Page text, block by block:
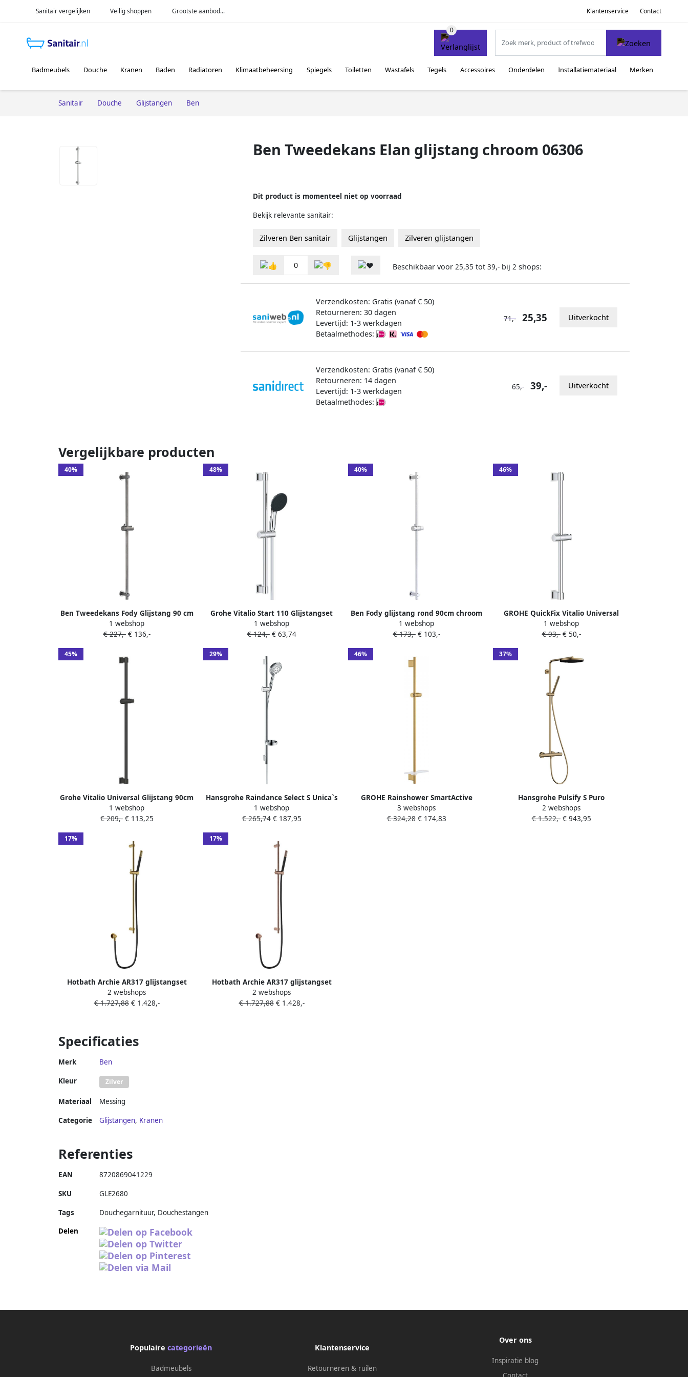
Sanitair vergelijken Veilig shoppen Grootste aanbod... Klantenservice Contact
Badmeubels Douche Kranen Baden Radiatoren Klimaatbeheersing Spiegels Toiletten Wastafels Tegels Accessoires Onderdelen Installatiemateriaal Merken
Sanitair Douche Glijstangen Ben
Ben Tweedekans Elan glijstang chroom 06306
Dit product is momenteel niet op voorraad
Bekijk relevante sanitair:
Zilveren Ben sanitair Glijstangen Zilveren glijstangen
0 Beschikbaar voor 25,35 tot 39,- bij 2 shops:
Verzendkosten: Gratis (vanaf € 50)
Retourneren: 30 dagen
Levertijd: 1-3 werkdagen
Betaalmethodes:
71,- 25,35 Uitverkocht
Verzendkosten: Gratis (vanaf € 50)
Retourneren: 14 dagen
Levertijd: 1-3 werkdagen
Betaalmethodes:
65,- 39,- Uitverkocht
Vergelijkbare producten
40%
Ben Tweedekans Fody Glijstang 90 cm
Geborsteld Zwart 05006
1 webshop
€ 227,-€ 136,-
48%
Grohe Vitalio Start 110 Glijstangset
60cm ronde handdouche 3
straalsoorten gladde doucheslang
1 webshop
€ 124,-€ 63,74
40%
Ben Fody glijstang rond 90cm chroom
1 webshop
€ 173,-€ 103,-
46%
GROHE QuickFix Vitalio Universal
glijstang 62cm chroom
1 webshop
€ 93,-€ 50,-
45%
Grohe Vitalio Universal Glijstang 90cm
mat zwart 269612431
1 webshop
€ 209,-€ 113,25
29%
Hansgrohe Raindance Select S Unica`s
Puro Glijstangset 3jet PowderRain
handdouche 90cm Isiflex doucheslang
1 webshop
€ 265,74€ 187,95
46%
GROHE Rainshower SmartActive
Glijstang 900mm met glij- en
scharnierstuk met zeepschaal hard
3 webshops
€ 324,28€ 174,83
37%
Hansgrohe Pulsify S Puro
Thermostatische Regendoucheset
26cm ronde hoofddouche
2 webshops
€ 1.522,-€ 943,95
17%
Hotbath Archie AR317 glijstangset
90cm met staafhanddouche en
wandaansluitbocht geborsteld
2 webshops
€ 1.727,88€ 1.428,-
17%
Hotbath Archie AR317 glijstangset
90cm met staafhanddouche en
wandaansluitbocht geborsteld koper
2 webshops
€ 1.727,88€ 1.428,-
Specificaties
Merk Ben
Kleur Zilver
Materiaal Messing
Categorie Glijstangen, Kranen
Referenties
EAN 8720869041229
SKU GLE2680
Tags
Douchegarnituur, Douchestangen
Delen
Populaire categorieën
Badmeubels
Klantenservice
Retourneren & ruilen
Over ons
Inspiratie blog